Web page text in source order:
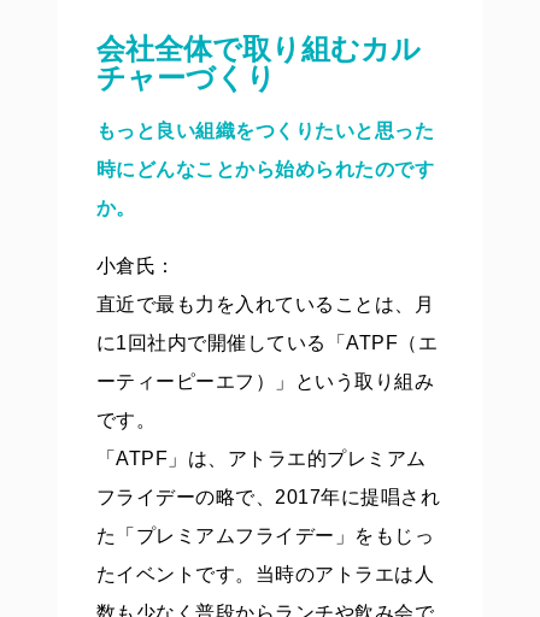
会社全体で取り組むカル
チャーづくり
もっと良い組織をつくりたいと思った
時にどんなことから始められたのです
か。
小倉氏：
直近で最も力を入れていることは、月
に1回社内で開催している「ATPF（エ
ーティーピーエフ）」という取り組み
です。
「ATPF」は、アトラエ的プレミアム
フライデーの略で、2017年に提唱され
た「プレミアムフライデー」をもじっ
たイベントです。当時のアトラエは人
数も少なく普段からランチや飲み会で